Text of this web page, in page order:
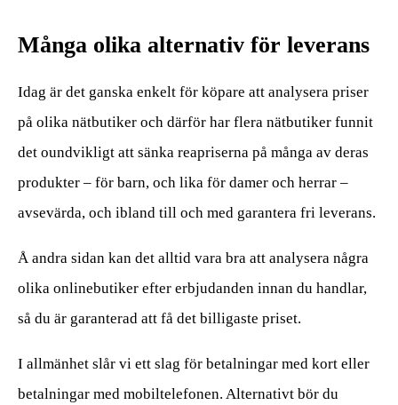
Många olika alternativ för leverans
Idag är det ganska enkelt för köpare att analysera priser
på olika nätbutiker och därför har flera nätbutiker funnit
det oundvikligt att sänka reapriserna på många av deras
produkter – för barn, och lika för damer och herrar –
avsevärda, och ibland till och med garantera fri leverans.
Å andra sidan kan det alltid vara bra att analysera några
olika onlinebutiker efter erbjudanden innan du handlar,
så du är garanterad att få det billigaste priset.
I allmänhet slår vi ett slag för betalningar med kort eller
betalningar med mobiltelefonen. Alternativt bör du